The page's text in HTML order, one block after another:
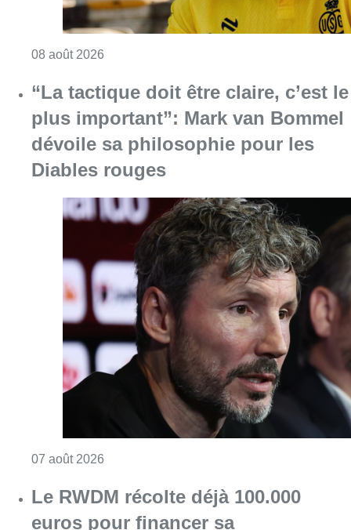
Consulter l'article "“La tactique doit être
Le RWDM récolte déjà 100.000
euros pour financer sa
reconstruction